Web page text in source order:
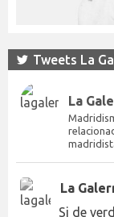
Tweets La
La
La
Si de